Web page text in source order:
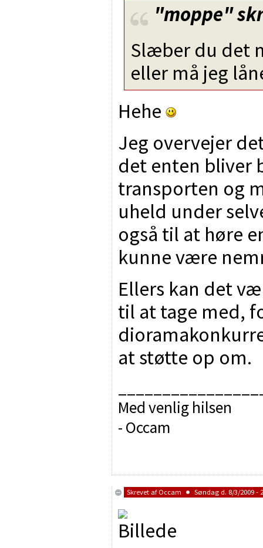
"moppe"
Slæber du det
eller må jeg
Hehe
Jeg overvejer
det enten bliver
transporten og
uheld under
også til at høre
kunne være
Ellers kan det
til at tage med,
at støtte op om.
Med venlig hilsen
- Occam
Skrevet af Occam Søndag d. 8/3/2009 -